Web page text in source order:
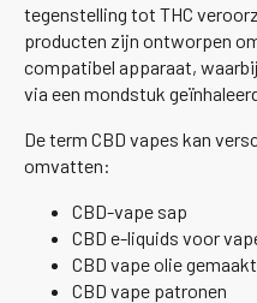
tegenstelling tot THC
producten zijn ontworpen
compatibel apparaat,
via een mondstuk
De term CBD vapes kan
omvatten:
CBD-vape sap
CBD e-liquids voor
CBD vape olie
CBD vape patronen